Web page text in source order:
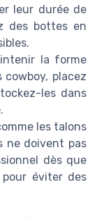
leur durée de
des bottes en
la forme
placez
les dans
les talons
ne doivent pas
dès que
pour éviter des